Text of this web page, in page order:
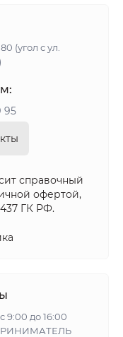
(угол с ул.
95
справочный
офертой,
ГК РФ.
9:00 до 16:00